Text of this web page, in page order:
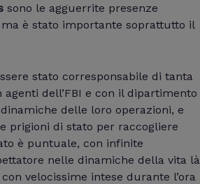
sono le agguerrite presenze
è stato importante soprattutto il
stato corresponsabile di tanta
dell’FBI e con il dipartimento
delle loro operazioni, e
prigioni di stato per raccogliere
è puntuale, con infinite
nelle dinamiche della vita là
con velocissime intese durante l’ora